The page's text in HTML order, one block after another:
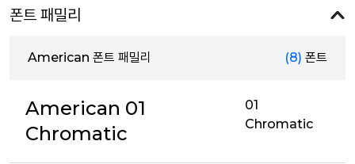
폰트 패밀리
American 폰트 패밀리 (8) 폰트
American 01
Chromatic
01
Chromatic